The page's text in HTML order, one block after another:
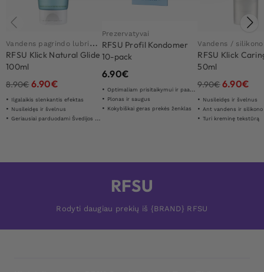
V
andens pagrindo lubrikantas
RFSU Klick Natural Glide
100ml
8.90€6.90€
Ilgalaikis slenkantis efektas
Nusileidęs ir švelnus
Geriausiai parduodami Švedijos tepalai
Prezervatyvai
RFSU Profil Kondomer
10-pack
6.90€
Optimaliam prisitaikymui ir paaštrintam jausmui
Plonas ir saugus
Kokybiškai geras prekės ženklas
Vandens /
RFSU Klick
50ml
9.90€6.90€
Nusileidęs ir švelnus
Ant vandens ir
Turi kreminę tekstūrą
RFSU
Rodyti daugiau prekių iš {BRAND} RFSU